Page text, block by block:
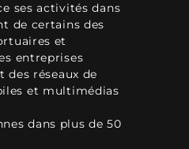
ses activités dans
de certains des
et
entreprises
réseaux de
et multimédias
dans plus de 50